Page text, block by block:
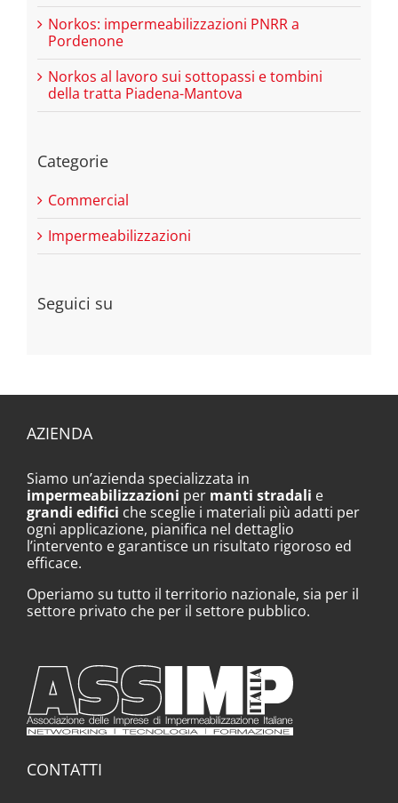
Norkos: impermeabilizzazioni PNRR a
Pordenone
Norkos al lavoro sui sottopassi e tombini
della tratta Piadena-Mantova
Categorie
Commercial
Impermeabilizzazioni
Seguici su
AZIENDA
Siamo un’azienda specializzata in
impermeabilizzazioni per manti stradali e
grandi edifici che sceglie i materiali più adatti per
ogni applicazione, pianifica nel dettaglio
l’intervento e garantisce un risultato rigoroso ed
efficace.
Operiamo su tutto il territorio nazionale, sia per il
settore privato che per il settore pubblico.
CONTATTI